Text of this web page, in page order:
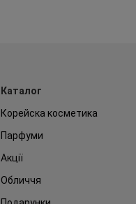
Каталог
Корейска косметика
Парфуми
Акції
Обличчя